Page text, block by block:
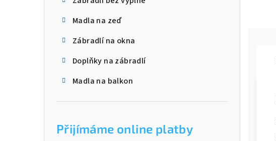
Madla na zeď
Zábradlí na okna
Doplňky na zábradlí
Madla na balkon
Přijímáme online platby